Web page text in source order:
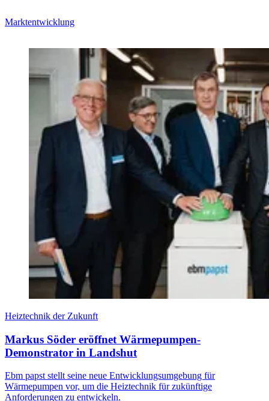
Marktentwicklung
Heiztechnik der Zukunft
Markus Söder eröffnet Wärmepumpen-
Demonstrator in Landshut
Ebm papst stellt seine neue Entwicklungsumgebung für
Wärmepumpen vor, um die Heiztechnik für zukünftige
Anforderungen zu entwickeln.